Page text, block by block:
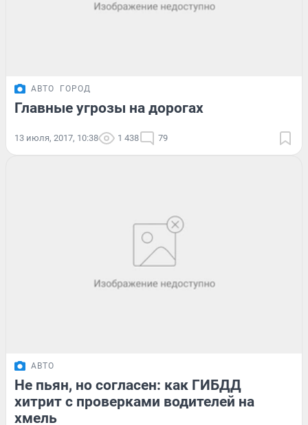
АВТО ГОРОД
Главные угрозы на дорогах
13 июля, 2017, 10:38 1 438 79
АВТО
Не пьян, но согласен: как ГИБДД
хитрит с проверками водителей на
хмель